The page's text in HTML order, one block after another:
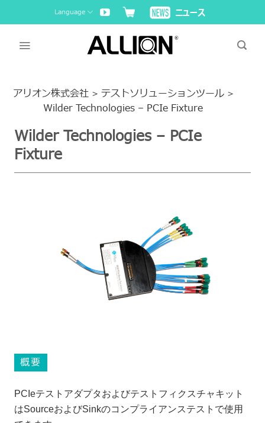
to
Language
アリオン株式会社> テストソリューションツール>
Wilder Technologies – PCIe Fixture
Wilder Technologies – PCIe
Fixture
概要
PCIeテストアダプタおよびテストフィクスチャキット
はSourceおよびSinkのコンプライアンステストで使用